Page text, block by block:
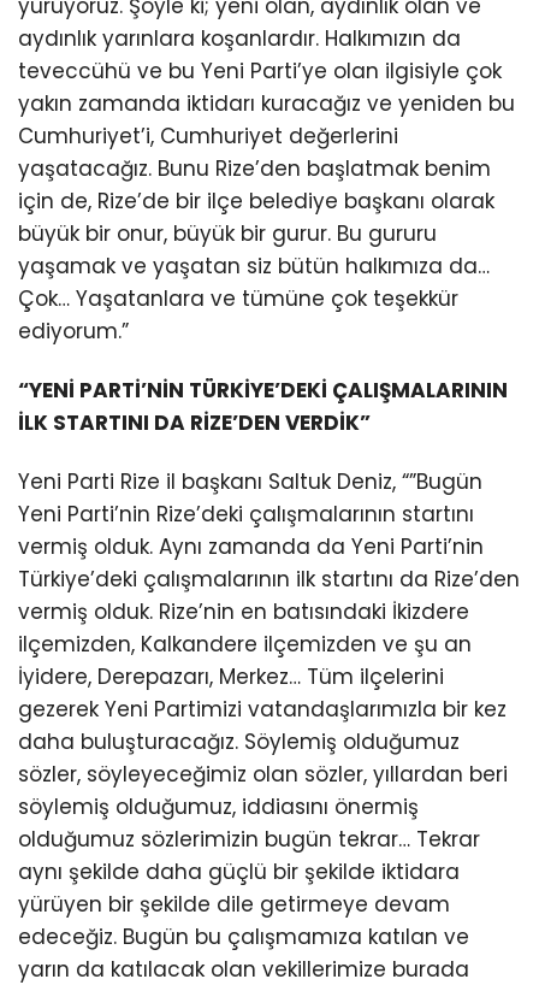
aydınlık yarınlara koşanlardır. Halkımızın da
teveccühü ve bu Yeni Parti’ye olan ilgisiyle çok
yakın zamanda iktidarı kuracağız ve yeniden bu
Cumhuriyet’i, Cumhuriyet değerlerini
yaşatacağız. Bunu Rize’den başlatmak benim
için de, Rize’de bir ilçe belediye başkanı olarak
büyük bir onur, büyük bir gurur. Bu gururu
yaşamak ve yaşatan siz bütün halkımıza da…
Çok… Yaşatanlara ve tümüne çok teşekkür
ediyorum.”
“YENİ PARTİ’NİN TÜRKİYE’DEKİ ÇALIŞMALARININ
İLK STARTINI DA RİZE’DEN VERDİK”
Yeni Parti Rize il başkanı Saltuk Deniz, “”Bugün
Yeni Parti’nin Rize’deki çalışmalarının startını
vermiş olduk. Aynı zamanda da Yeni Parti’nin
Türkiye’deki çalışmalarının ilk startını da Rize’den
vermiş olduk. Rize’nin en batısındaki İkizdere
ilçemizden, Kalkandere ilçemizden ve şu an
İyidere, Derepazarı, Merkez… Tüm ilçelerini
gezerek Yeni Partimizi vatandaşlarımızla bir kez
daha buluşturacağız. Söylemiş olduğumuz
sözler, söyleyeceğimiz olan sözler, yıllardan beri
söylemiş olduğumuz, iddiasını önermiş
olduğumuz sözlerimizin bugün tekrar… Tekrar
aynı şekilde daha güçlü bir şekilde iktidara
yürüyen bir şekilde dile getirmeye devam
edeceğiz. Bugün bu çalışmamıza katılan ve
yarın da katılacak olan vekillerimize burada